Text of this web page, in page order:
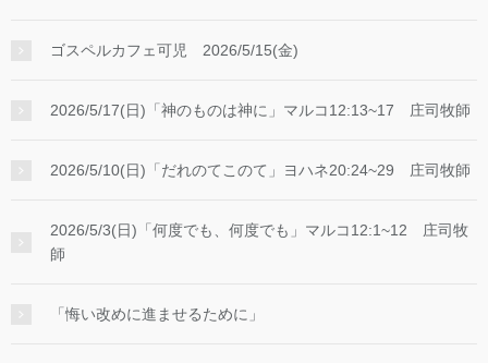
ゴスペルカフェ可児 2026/5/15(金)
2026/5/17(日)「神のものは神に」マルコ12:13~17 庄司牧師
2026/5/10(日)「だれのてこのて」ヨハネ20:24~29 庄司牧師
2026/5/3(日)「何度でも、何度でも」マルコ12:1~12 庄司牧
師
「悔い改めに進ませるために」